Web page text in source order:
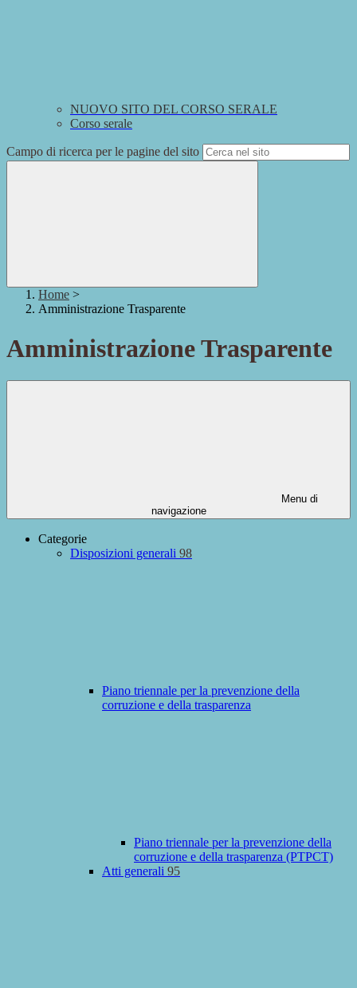
NUOVO SITO DEL CORSO SERALE
Corso serale
Campo di ricerca per le pagine del sito
Home >
Amministrazione Trasparente
Amministrazione Trasparente
Menu di
navigazione
Categorie
Disposizioni generali 98
Piano triennale per la prevenzione della
corruzione e della trasparenza
Piano triennale per la prevenzione della
corruzione e della trasparenza (PTPCT)
Atti generali 95